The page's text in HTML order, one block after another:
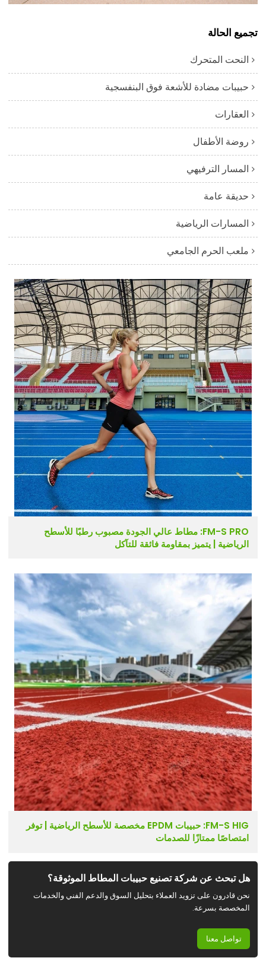
تجميع الحالة
النحت المتحرك
حبيبات مضادة للأشعة فوق البنفسجية
العقارات
روضة الأطفال
المسار الترفيهي
حديقة عامة
المسارات الرياضية
ملعب الحرم الجامعي
FM-S PRO: مطاط عالي الجودة مصبوب رطبًا للأسطح
الرياضية | يتميز بمقاومة فائقة للتآكل
FM-S HIG: حبيبات EPDM مخصصة للأسطح الرياضية | توفر
امتصاصًا ممتازًا للصدمات
هل تبحث عن شركة تصنيع حبيبات المطاط الموثوقة؟
نحن قادرون على تزويد العملاء بتحليل السوق والدعم الفني والخدمات
المخصصة بسرعة.
تواصل معنا